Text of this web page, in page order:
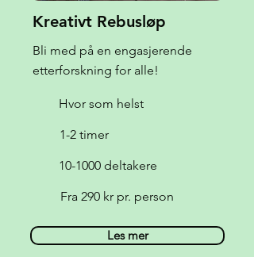
Kreativt Rebusløp
Bli med på en engasjerende
etterforskning for alle!
Hvor som helst
1-2 timer
10-1000 deltakere
Fra 290 kr pr. person
Les mer